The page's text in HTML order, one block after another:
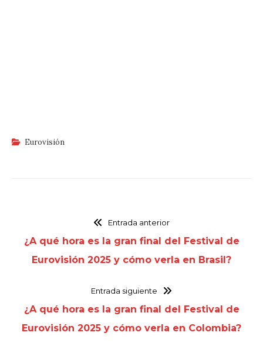
Eurovisión
Entrada anterior
¿A qué hora es la gran final del Festival de
Eurovisión 2025 y cómo verla en Brasil?
Entrada siguiente
¿A qué hora es la gran final del Festival de
Eurovisión 2025 y cómo verla en Colombia?